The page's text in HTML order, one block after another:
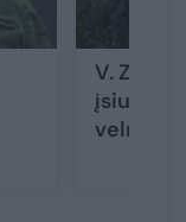
V.
įsiutino